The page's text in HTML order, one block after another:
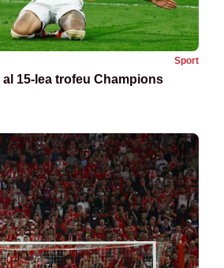
Sport
al 15-lea trofeu Champions